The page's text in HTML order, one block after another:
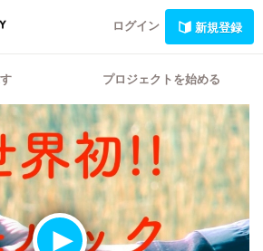
ログイン 新規登録
プロジェクトを始める